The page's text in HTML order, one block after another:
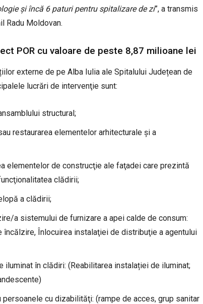
și încă 6 paturi pentru spitalizare de zi”, a transmis
Radu Moldovan.
POR cu valoare de peste 8,87 milioane lei
externe de pe Alba Iulia ale Spitalului Județean de
lucrări de intervenţie sunt:
structural;
restaurarea elementelor arhitecturale şi a
elementelor de construcţie ale faţadei care prezintă
clădirii;
a clădirii;
a sistemului de furnizare a apei calde de consum:
Înlocuirea instalaţiei de distribuţie a agentului
în clădiri: (Reabilitarea instalației de iluminat;
cu dizabilităţi: (rampe de acces, grup sanitar